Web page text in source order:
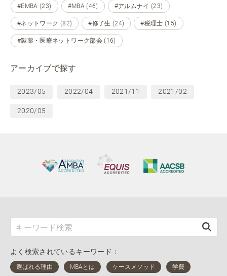
#EMBA (23) #MBA (46) #アルムナイ (23)
#ネットワーク (82) #修了生 (24) #税理士 (15)
#製薬・医療ネットワーク部会 (16)
アーカイブで探す
2023/05 2022/04 2021/11 2021/02
2020/05
よく検索されているキーワード：